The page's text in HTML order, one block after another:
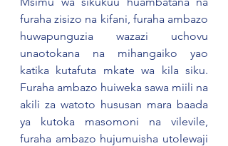
furaha zisizo na kifani, furaha ambazo
huwapunguzia wazazi uchovu
unaotokana na mihangaiko yao
katika kutafuta mkate wa kila siku.
Furaha ambazo huiweka sawa miili na
akili za watoto hususan mara baada
ya kutoka masomoni na vilevile,
furaha ambazo hujumuisha utolewaji